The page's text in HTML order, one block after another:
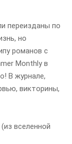
переизданы по
но
романов с
Monthly в
В журнале,
викторины,
вселенной